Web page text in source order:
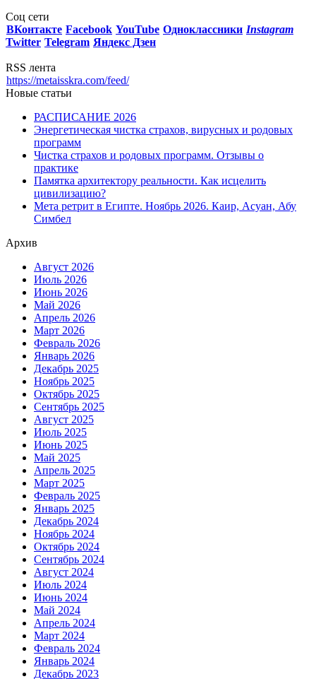
Соц сети
ВКонтакте Facebook YouTube Одноклассники Instagram
Twitter Telegram Яндекс Дзен
RSS лента
https://metaisskra.com/feed/
Новые статьи
РАСПИСАНИЕ 2026
Энергетическая чистка страхов, вирусных и родовых
программ
Чистка страхов и родовых программ. Отзывы о
практике
Памятка архитектору реальности. Как исцелить
цивилизацию?
Мета ретрит в Египте. Ноябрь 2026. Каир, Асуан, Абу
Симбел
Архив
Август 2026
Июль 2026
Июнь 2026
Май 2026
Апрель 2026
Март 2026
Февраль 2026
Январь 2026
Декабрь 2025
Ноябрь 2025
Октябрь 2025
Сентябрь 2025
Август 2025
Июль 2025
Июнь 2025
Май 2025
Апрель 2025
Март 2025
Февраль 2025
Январь 2025
Декабрь 2024
Ноябрь 2024
Октябрь 2024
Сентябрь 2024
Август 2024
Июль 2024
Июнь 2024
Май 2024
Апрель 2024
Март 2024
Февраль 2024
Январь 2024
Декабрь 2023